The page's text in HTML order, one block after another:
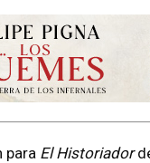
para El Historiador